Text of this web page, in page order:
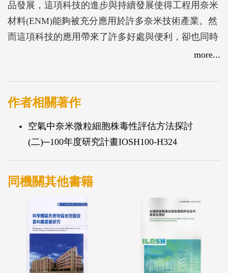
品發展，這項科技的進步與持續發展使得工程用奈米
材料(ENM)能夠被充分應用於許多奈米技術產業。然
而這項科技的應用帶來了許多好處與便利，卻也同時
可能造成人類健康的影響、安全上的問題以及環境的
險議題，我們必須專注於發展可靠且具有良好再現性
的篩選方法來進行基礎材料以及奈米化產品的測試。
more...
作者相關著作
空氣中奈米微粒細胞株毒性評估方法探討
(二)─100年度研究計畫IOSH100-H324
同機關其他書籍